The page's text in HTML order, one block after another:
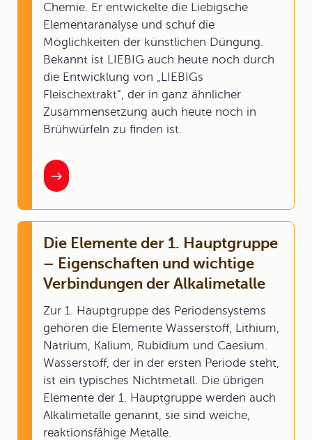
Chemie. Er entwickelte die Liebigsche
Elementaranalyse und schuf die
Möglichkeiten der künstlichen Düngung.
Bekannt ist LIEBIG auch heute noch durch
die Entwicklung von „LIEBIGs
Fleischextrakt“, der in ganz ähnlicher
Zusammensetzung auch heute noch in
Brühwürfeln zu finden ist.
Die Elemente der 1. Hauptgruppe
– Eigenschaften und wichtige
Verbindungen der Alkalimetalle
Zur 1. Hauptgruppe des Periodensystems
gehören die Elemente Wasserstoff, Lithium,
Natrium, Kalium, Rubidium und Caesium.
Wasserstoff, der in der ersten Periode steht,
ist ein typisches Nichtmetall. Die übrigen
Elemente der 1. Hauptgruppe werden auch
Alkalimetalle genannt, sie sind weiche,
reaktionsfähige Metalle.